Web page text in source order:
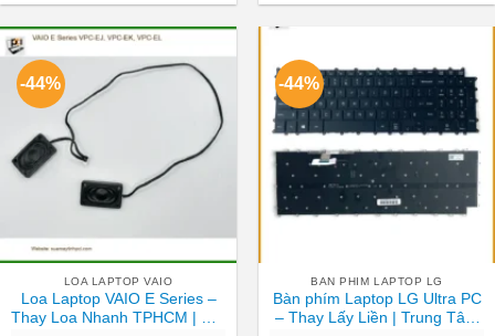
-44%
LOA LAPTOP VAIO
Loa Laptop VAIO E Series –
Thay Loa Nhanh TPHCM | Giá
-44%
BAN PHIM LAPTOP LG
Bàn phím Laptop LG Ultra PC
– Thay Lấy Liền | Trung Tâm